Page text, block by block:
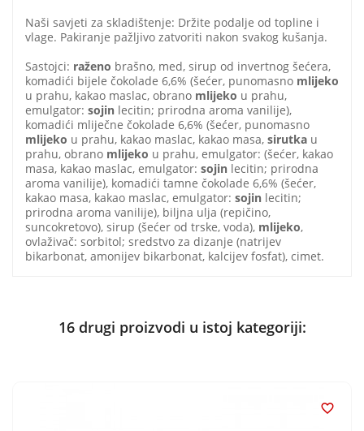
Naši savjeti za skladištenje: Držite podalje od topline i
vlage. Pakiranje pažljivo zatvoriti nakon svakog kušanja.
Sastojci: raženo brašno, med, sirup od invertnog šećera,
komadići bijele čokolade 6,6% (šećer, punomasno mlijeko
u prahu, kakao maslac, obrano mlijeko u prahu,
emulgator: sojin lecitin; prirodna aroma vanilije),
komadići mliječne čokolade 6,6% (šećer, punomasno
mlijeko u prahu, kakao maslac, kakao masa, sirutka u
prahu, obrano mlijeko u prahu, emulgator: (šećer, kakao
masa, kakao maslac, emulgator: sojin lecitin; prirodna
aroma vanilije), komadići tamne čokolade 6,6% (šećer,
kakao masa, kakao maslac, emulgator: sojin lecitin;
prirodna aroma vanilije), biljna ulja (repičino,
suncokretovo), sirup (šećer od trske, voda), mlijeko,
ovlaživač: sorbitol; sredstvo za dizanje (natrijev
bikarbonat, amonijev bikarbonat, kalcijev fosfat), cimet.
16 drugi proizvodi u istoj kategoriji:
